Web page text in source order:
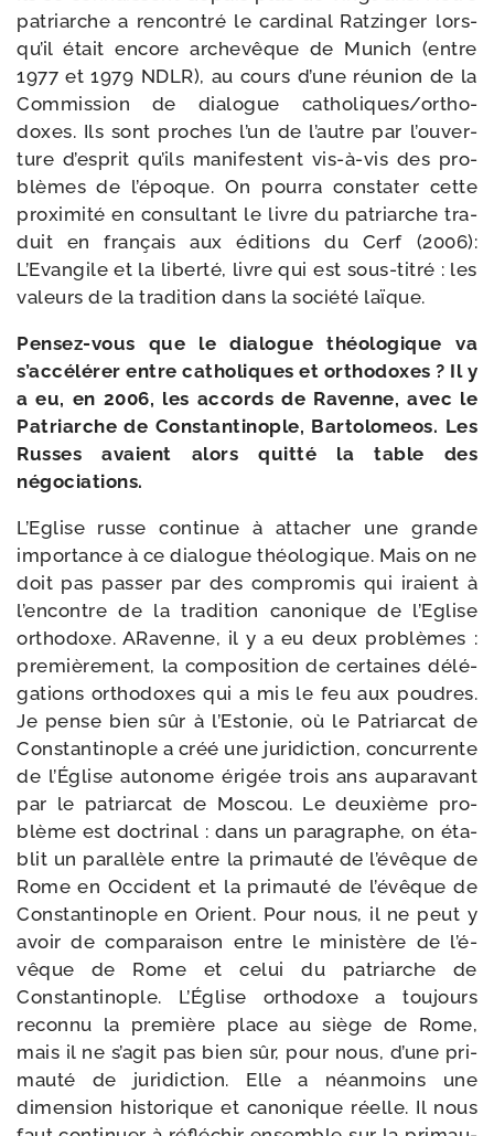
patriarche a ren­con­tré le car­di­nal Ratzinger lors­
qu’il était encore arche­vêque de Munich (entre
1977 et 1979 NDLR), au cours d’une réunion de la
Commission de dia­logue catholiques/​ortho­
doxes. Ils sont proches l’un de l’autre par l’ou­ver­
ture d’es­prit qu’ils mani­festent vis-​à-​vis des pro­
blèmes de l’é­poque. On pour­ra consta­ter cette
proxi­mi­té en consul­tant le livre du patriarche tra­
duit en fran­çais aux édi­tions du Cerf (2006):
L’Evangile et la liber­té, livre qui est sous-​titré : les
valeurs de la tra­di­tion dans la socié­té laïque.
Pensez-​vous que le dia­logue théo­lo­gique va
s’ac­cé­lé­rer entre catho­liques et ortho­doxes ? Il y
a eu, en 2006, les accords de Ravenne, avec le
Patriarche de Constantinople, Bartolomeos. Les
Russes avaient alors quit­té la table des
négociations.
L’Eglise russe conti­nue à atta­cher une grande
impor­tance à ce dia­logue théo­lo­gique. Mais on ne
doit pas pas­ser par des com­pro­mis qui iraient à
l’en­contre de la tra­di­tion cano­nique de l’Eglise
ortho­doxe. ARavenne, il y a eu deux pro­blèmes :
pre­miè­re­ment, la com­po­si­tion de cer­taines délé­
ga­tions ortho­doxes qui a mis le feu aux poudres.
Je pense bien sûr à l’Estonie, où le Patriarcat de
Constantinople a créé une juri­dic­tion, concur­rente
de l’Église auto­nome éri­gée trois ans aupa­ra­vant
par le patriar­cat de Moscou. Le deuxième pro­
blème est doc­tri­nal : dans un para­graphe, on éta­
blit un paral­lèle entre la pri­mau­té de l’é­vêque de
Rome en Occident et la pri­mau­té de l’é­vêque de
Constantinople en Orient. Pour nous, il ne peut y
avoir de com­pa­rai­son entre le minis­tère de l’é­
vêque de Rome et celui du patriarche de
Constantinople. L’Église ortho­doxe a tou­jours
recon­nu la pre­mière place au siège de Rome,
mais il ne s’a­git pas bien sûr, pour nous, d’une pri­
mau­té de juri­dic­tion. Elle a néan­moins une
dimen­sion his­to­rique et cano­nique réelle. Il nous